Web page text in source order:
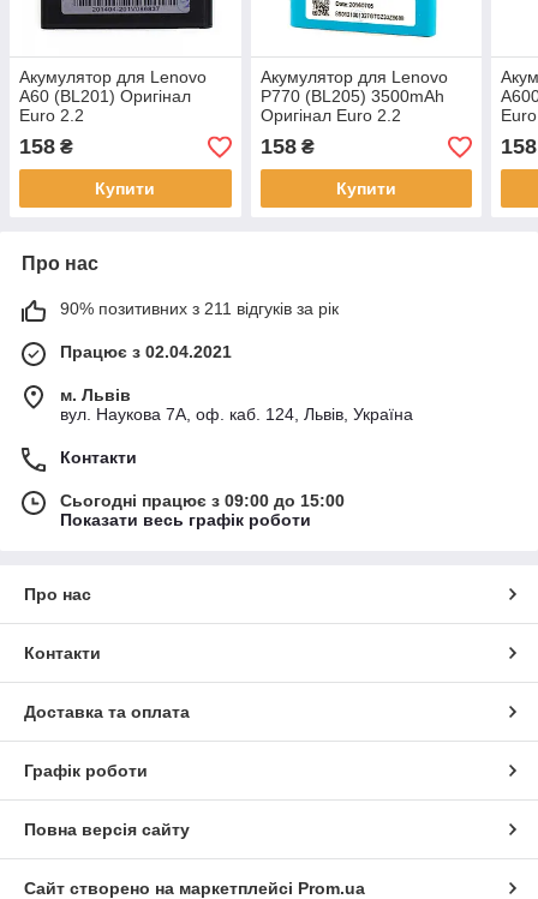
Акумулятор для Lenovo
A60 (BL201) Оригінал
Euro 2.2
158 ₴
Купити
Акумулятор для Lenovo
P770 (BL205) 3500mAh
Оригінал Euro 2.2
158₴
Купити
158
Про нас
90% позитивних з 211 відгуків за рік
Працює з 02.04.2021
м. Львів
вул. Наукова 7А, оф. каб. 124, Львів, Україна
Контакти
Сьогодні працює з 09:00 до 15:00
Показати весь графік роботи
Про нас
Контакти
Доставка та оплата
Графік роботи
Повна версія сайту
Сайт створено на маркетплейсі Prom.ua